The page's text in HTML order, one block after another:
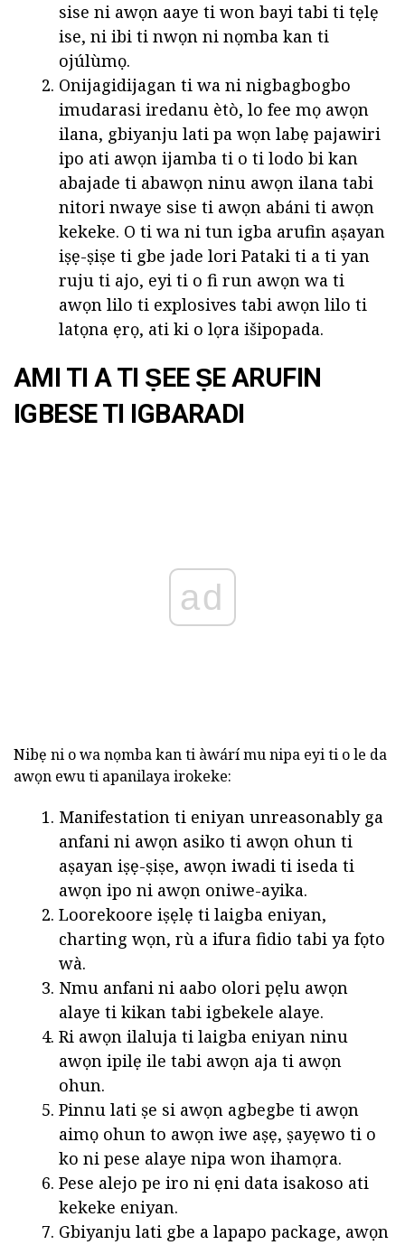
sise ni awọn aaye ti won bayi tabi ti tẹlẹ
ise, ni ibi ti nwọn ni nọmba kan ti
ojúlùmọ.
Onijagidijagan ti wa ni nigbagbogbo
imudarasi iredanu ètò, lo fee mọ awọn
ilana, gbiyanju lati pa wọn labẹ pajawiri
ipo ati awọn ijamba ti o ti lodo bi kan
abajade ti abawọn ninu awọn ilana tabi
nitori nwaye sise ti awọn abáni ti awọn
kekeke. O ti wa ni tun igba arufin aṣayan
iṣẹ-ṣiṣe ti gbe jade lori Pataki ti a ti yan
ruju ti ajo, eyi ti o fi run awọn wa ti
awọn lilo ti explosives tabi awọn lilo ti
latọna ẹrọ, ati ki o lọra išipopada.
AMI TI A TI ṢEE ṢE ARUFIN
IGBESE TI IGBARADI
ad
Nibẹ ni o wa nọmba kan ti àwárí mu nipa eyi ti o le da
awọn ewu ti apanilaya irokeke:
Manifestation ti eniyan unreasonably ga
anfani ni awọn asiko ti awọn ohun ti
aṣayan iṣẹ-ṣiṣe, awọn iwadi ti iseda ti
awọn ipo ni awọn oniwe-ayika.
Loorekoore iṣẹlẹ ti laigba eniyan,
charting wọn, rù a ifura fidio tabi ya fọto
wà.
Nmu anfani ni aabo olori pẹlu awọn
alaye ti kikan tabi igbekele alaye.
Ri awọn ilaluja ti laigba eniyan ninu
awọn ipilẹ ile tabi awọn aja ti awọn
ohun.
Pinnu lati ṣe si awọn agbegbe ti awọn
aimọ ohun to awọn iwe aṣẹ, ṣayẹwo ti o
ko ni pese alaye nipa won ihamọra.
Pese alejo pe iro ni ẹni data isakoso ati
kekeke eniyan.
Gbiyanju lati gbe a lapapo package, awọn